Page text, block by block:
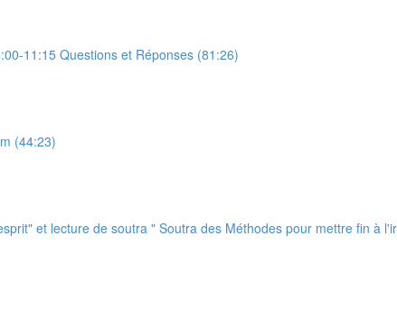
11:15 Questions et Réponses (81:26)
(44:23)
et lecture de soutra " Soutra des Méthodes pour mettre fin à